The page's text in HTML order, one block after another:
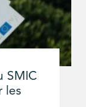
SMIC
les